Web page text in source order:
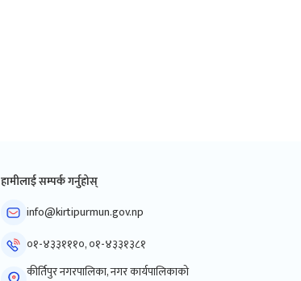
हामीलाई सम्पर्क गर्नुहोस्
info@kirtipurmun.gov.np
०१-४३३१११०, ०१-४३३१३८१
कीर्तिपुर नगरपालिका, नगर कार्यपालिकाको